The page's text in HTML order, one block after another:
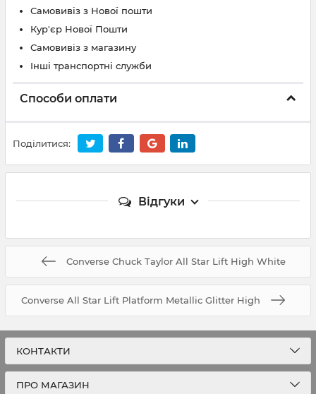
Самовивіз з Нової пошти
Кур'єр Нової Пошти
Самовивіз з магазину
Інші транспортні служби
Способи оплати
Поділитися:
Відгуки
Converse Chuck Taylor All Star Lift High White
Converse All Star Lift Platform Metallic Glitter High
КОНТАКТИ
ПРО МАГАЗИН